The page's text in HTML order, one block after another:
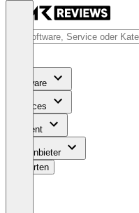
Software
Services
Content
Für Anbieter
Bewerten